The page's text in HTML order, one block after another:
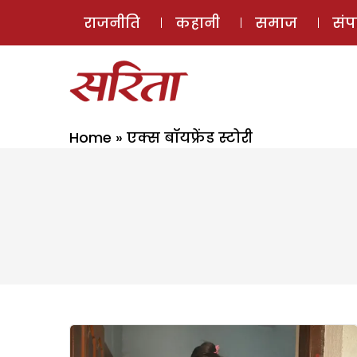
राजनीति कहानी समाज
Home » एक्स बॉयफ्रेंड स्टोरी